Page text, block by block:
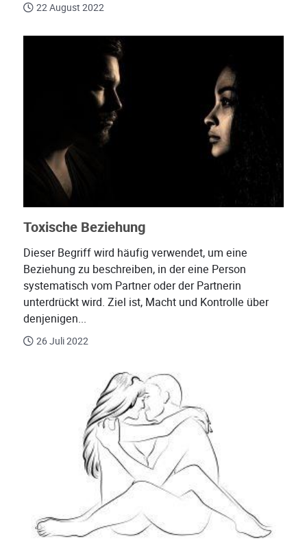
22 August 2022
Toxische Beziehung
Dieser Begriff wird häufig verwendet, um eine
Beziehung zu beschreiben, in der eine Person
systematisch vom Partner oder der Partnerin
unterdrückt wird. Ziel ist, Macht und Kontrolle über
denjenigen...
26 Juli 2022